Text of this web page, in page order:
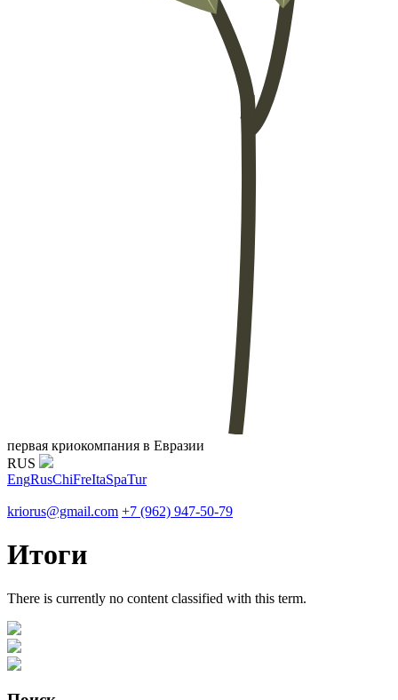
первая криокомпания в Евразии
RUS
EngRusChiFreItaSpaTur
kriorus@gmail.com +7 (962) 947-50-79
Итоги
There is currently no content classified with this term.